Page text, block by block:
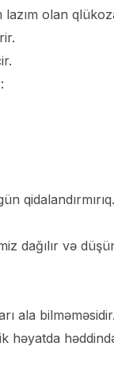
olan
qidalandırmırıq.
dağılır və
ala bilməməsidir.